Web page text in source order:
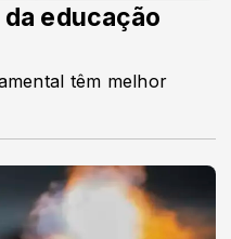
educação
têm melhor